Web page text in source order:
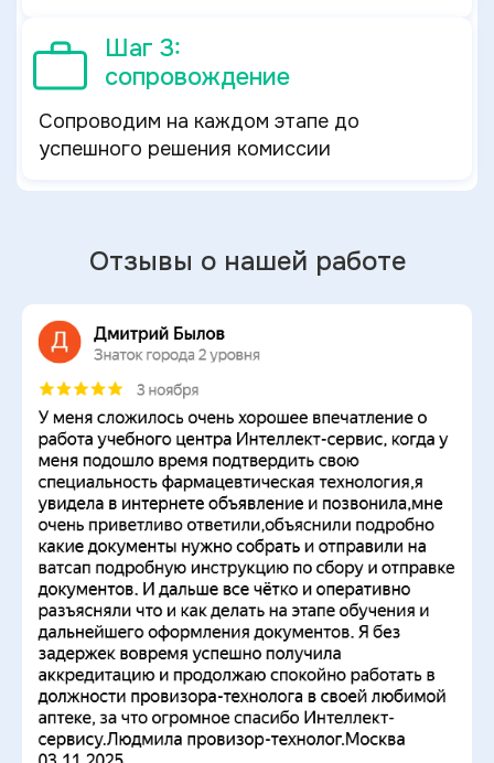
Шаг 3:
сопровождение
Сопроводим на каждом этапе до
успешного решения комиссии
Отзывы о нашей работе